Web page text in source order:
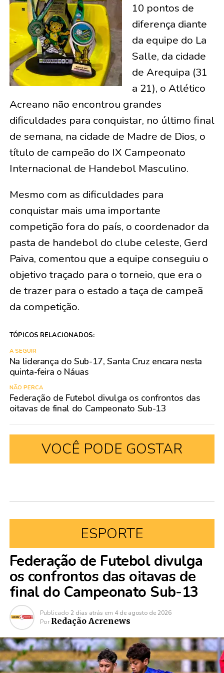
10 pontos de
diferença diante
da equipe do La
Salle, da cidade
de Arequipa (31
a 21), o Atlético
Acreano não encontrou grandes
dificuldades para conquistar, no último final
de semana, na cidade de Madre de Dios, o
título de campeão do IX Campeonato
Internacional de Handebol Masculino.
Mesmo com as dificuldades para
conquistar mais uma importante
competição fora do país, o coordenador da
pasta de handebol do clube celeste, Gerd
Paiva, comentou que a equipe conseguiu o
objetivo traçado para o torneio, que era o
de trazer para o estado a taça de campeã
da competição.
TÓPICOS RELACIONADOS:
A SEGUIR
Na liderança do Sub-17, Santa Cruz encara nesta
quinta-feira o Náuas
NÃO PERCA
Federação de Futebol divulga os confrontos das
oitavas de final do Campeonato Sub-13
VOCÊ PODE GOSTAR
ESPORTE
Federação de Futebol divulga
os confrontos das oitavas de
final do Campeonato Sub-13
Publicado 2 dias atrás em 4 de agosto de 2026
Por Redação Acrenews